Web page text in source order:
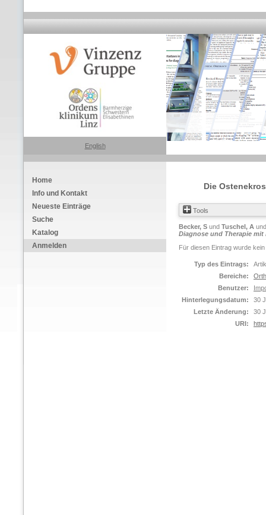
English
Home
Info und Kontakt
Neueste Einträge
Suche
Katalog
Anmelden
Die
Tools
Becker, S und Tuschel, A
Diagnose und Therapie
Für diesen Eintrag wurde
Typ des Eintrags:
Bereiche:
Benutzer:
Hinterlegungsdatum:
30
Letzte Änderung:
30
URI: